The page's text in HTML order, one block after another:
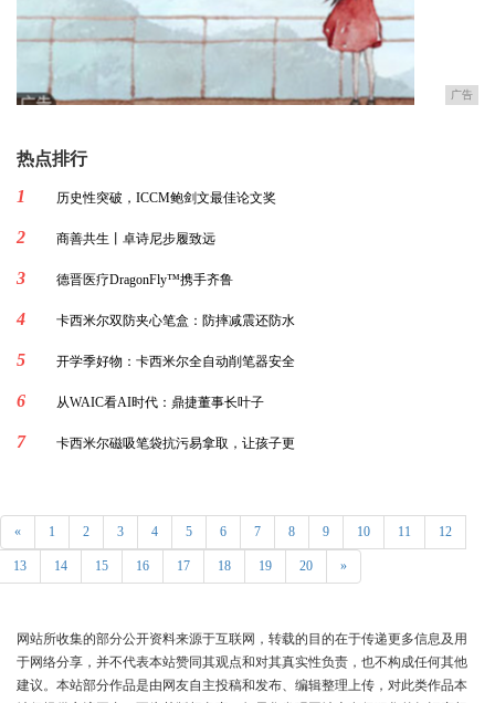
广告
热点排行
1
历史性突破，ICCM鲍剑文最佳论文奖
2 商善共生丨卓诗尼步履致远
3 德晋医疗DragonFly™携手齐鲁
4 卡西米尔双防夹心笔盒：防摔减震还防水
5 开学季好物：卡西米尔全自动削笔器安全
6 从WAIC看AI时代：鼎捷董事长叶子
7 卡西米尔磁吸笔袋抗污易拿取，让孩子更
« 1 2 3 4 5 6 7 8 9 10 11 12
13 14 15 16 17 18 19 20 »
网站所收集的部分公开资料来源于互联网，转载的目的在于传递更多信息及用
于网络分享，并不代表本站赞同其观点和对其真实性负责，也不构成任何其他
建议。本站部分作品是由网友自主投稿和发布、编辑整理上传，对此类作品本